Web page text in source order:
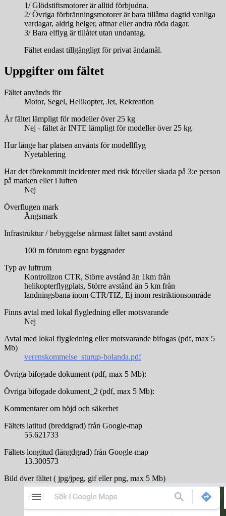
1/ Glödstiftsmotorer är alltid förbjudna.
2/ Övriga förbränningsmotorer är bara tillåtna dagtid vanliga
vardagar, aldrig helger, aftnar eller andra röda dagar.
3/ Bara elflyg är tillåtet utan undantag.
Fältet endast tillgängligt för privat ändamål.
Uppgifter om fältet
Fältet används för
Motor, Segel, Helikopter, Jet, Rekreation
Är fältet lämpligt för modeller över 25 kg
Nej - fältet är INTE lämpligt för modeller över 25 kg
Hur länge har platsen använts för modellflyg
Nyetablering
Har det förekommit incidenter med risk för/eller skada på 3:e person
på marken eller i luften
Nej
Överflugen mark
Ängsmark
Infrastruktur / bebyggelse närmast fältet samt avstånd
100 m förutom egna byggnader
Typ av luftrum
Kontrollzon CTR, Större avstånd än 1km från
helikopterflygplats, Större avstånd än 5 km från
landningsbana inom CTR/TIZ, Ej inom restriktionsområde
Finns avtal med lokal flygledning eller motsvarande
Nej
Avtal med lokal flygledning eller motsvarande bifogas (pdf, max 5
Mb)
verenskommelse_sturup-bolanda.pdf
Övriga bifogade dokument (pdf, max 5 Mb):
Övriga bifogade dokument_2 (pdf, max 5 Mb):
Kommentarer om höjd och säkerhet
Fältets latitud (breddgrad) från Google-map
55.621733
Fältets longitud (längdgrad) från Google-map
13.300573
Bild över fältet ( jpg/jpeg, gif eller png, max 5 Mb)